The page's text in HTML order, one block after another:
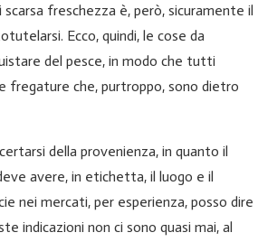
scarsa freschezza è, però, sicuramente il
Ecco, quindi, le cose da
del pesce, in modo che tutti
fregature che, purtroppo, sono dietro
della provenienza, in quanto il
avere, in etichetta, il luogo e il
nei mercati, per esperienza, posso dire
indicazioni non ci sono quasi mai, al